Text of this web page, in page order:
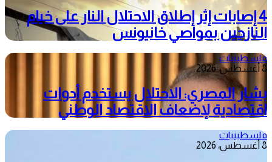
4 إصابات إثر إطلاق الاحتلال النار على خيام
النازحين بمواصي خانيونس
فلسطينيات
8 أغسطس، 2026
بشار المصري: الاحتلال يستخدم أدوات
اقتصادية لإضعاف الاقتصاد الوطني
فلسطينيات
8 أغسطس، 2026